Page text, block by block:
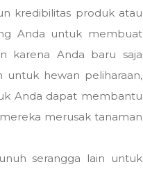
kredibilitas produk atau
Anda untuk membuat
karena Anda baru saja
hewan peliharaan,
Anda dapat membantu
merusak tanaman
serangga lain untuk